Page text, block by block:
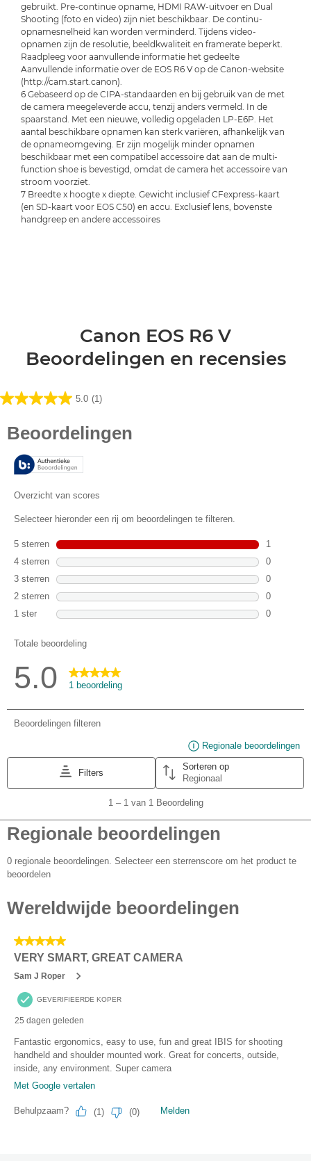
gebruikt. Pre-continue opname, HDMI RAW-uitvoer en Dual
Shooting (foto en video) zijn niet beschikbaar. De continu-
opnamesnelheid kan worden verminderd. Tijdens video-
opnamen zijn de resolutie, beeldkwaliteit en framerate beperkt.
Raadpleeg voor aanvullende informatie het gedeelte
Aanvullende informatie over de EOS R6 V op de Canon-website
(http://cam.start.canon).
6 Gebaseerd op de CIPA-standaarden en bij gebruik van de met
de camera meegeleverde accu, tenzij anders vermeld. In de
spaarstand. Met een nieuwe, volledig opgeladen LP-E6P. Het
aantal beschikbare opnamen kan sterk variëren, afhankelijk van
de opnameomgeving. Er zijn mogelijk minder opnamen
beschikbaar met een compatibel accessoire dat aan de multi-
function shoe is bevestigd, omdat de camera het accessoire van
stroom voorziet.
7 Breedte x hoogte x diepte. Gewicht inclusief CFexpress-kaart
(en SD-kaart voor EOS C50) en accu. Exclusief lens, bovenste
handgreep en andere accessoires
Canon EOS R6 V
Beoordelingen en recensies
5.0 (1)
5.0
de
sterren.